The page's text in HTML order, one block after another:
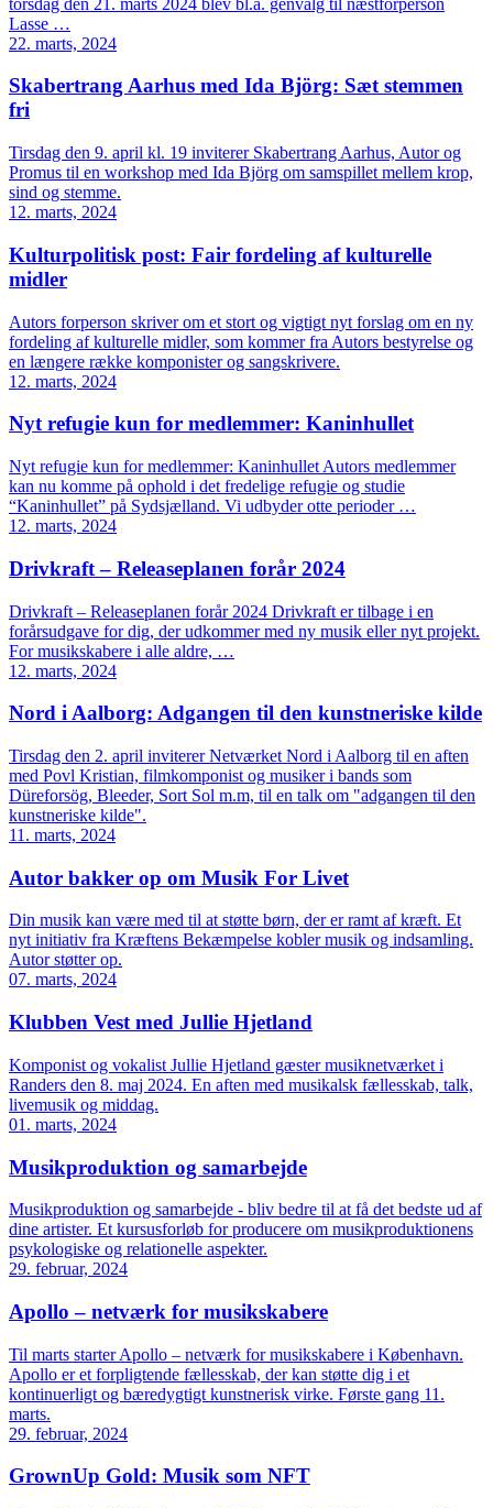
Lasse …
22. marts, 2024
Skabertrang Aarhus med Ida Björg: Sæt stemmen
fri
Tirsdag den 9. april kl. 19 inviterer Skabertrang Aarhus, Autor og
Promus til en workshop med Ida Björg om samspillet mellem krop,
sind og stemme.
12. marts, 2024
Kulturpolitisk post: Fair fordeling af kulturelle
midler
Autors forperson skriver om et stort og vigtigt nyt forslag om en ny
fordeling af kulturelle midler, som kommer fra Autors bestyrelse og
en længere række komponister og sangskrivere.
12. marts, 2024
Nyt refugie kun for medlemmer: Kaninhullet
Nyt refugie kun for medlemmer: Kaninhullet Autors medlemmer
kan nu komme på ophold i det fredelige refugie og studie
“Kaninhullet” på Sydsjælland. Vi udbyder otte perioder …
12. marts, 2024
Drivkraft – Releaseplanen forår 2024
Drivkraft – Releaseplanen forår 2024 Drivkraft er tilbage i en
forårsudgave for dig, der udkommer med ny musik eller nyt projekt.
For musikskabere i alle aldre, …
12. marts, 2024
Nord i Aalborg: Adgangen til den kunstneriske kilde
Tirsdag den 2. april inviterer Netværket Nord i Aalborg til en aften
med Povl Kristian, filmkomponist og musiker i bands som
Düreforsög, Bleeder, Sort Sol m.m, til en talk om "adgangen til den
kunstneriske kilde".
11. marts, 2024
Autor bakker op om Musik For Livet
Din musik kan være med til at støtte børn, der er ramt af kræft. Et
nyt initiativ fra Kræftens Bekæmpelse kobler musik og indsamling.
Autor støtter op.
07. marts, 2024
Klubben Vest med Jullie Hjetland
Komponist og vokalist Jullie Hjetland gæster musiknetværket i
Randers den 8. maj 2024. En aften med musikalsk fællesskab, talk,
livemusik og middag.
01. marts, 2024
Musikproduktion og samarbejde
Musikproduktion og samarbejde - bliv bedre til at få det bedste ud af
dine artister. Et kursusforløb for producere om musikproduktionens
psykologiske og relationelle aspekter.
29. februar, 2024
Apollo – netværk for musikskabere
Til marts starter Apollo – netværk for musikskabere i København.
Apollo er et forpligtende fællesskab, der kan støtte dig i et
kontinuerligt og bæredygtigt kunstnerisk virke. Første gang 11.
marts.
29. februar, 2024
GrownUp Gold: Musik som NFT